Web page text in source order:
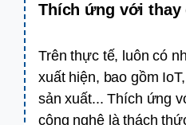
Thích ứng với thay
Trên thực tế, luôn có
xuất hiện, bao gồm
sản xuất... Thích ứng
công nghệ là thách